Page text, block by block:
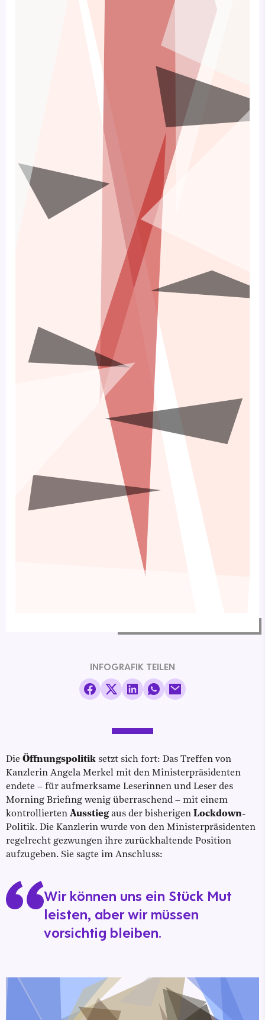
INFOGRAFIK TEILEN
Die Öffnungspolitik setzt sich fort: Das Treffen von
Kanzlerin Angela Merkel mit den Ministerpräsidenten
endete – für aufmerksame Leserinnen und Leser des
Morning Briefing wenig überraschend – mit einem
kontrollierten Ausstiegaus der bisherigen Lockdown-
Politik. Die Kanzlerin wurde von den Ministerpräsidenten
regelrecht gezwungen ihre zurückhaltende Position
aufzugeben. Sie sagte im Anschluss:
Wir können uns ein Stück Mut
leisten, aber wir müssen
vorsichtig bleiben.